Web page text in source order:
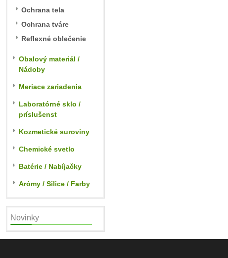
Ochrana tela
Ochrana tváre
Reflexné oblečenie
Obalový materiál /
Nádoby
Meriace zariadenia
Laboratórné sklo /
príslušenst
Kozmetické suroviny
Chemické svetlo
Batérie / Nabíjačky
Arómy / Silice / Farby
Novinky